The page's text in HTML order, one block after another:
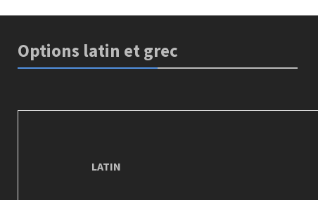
Options latin et grec
LATIN